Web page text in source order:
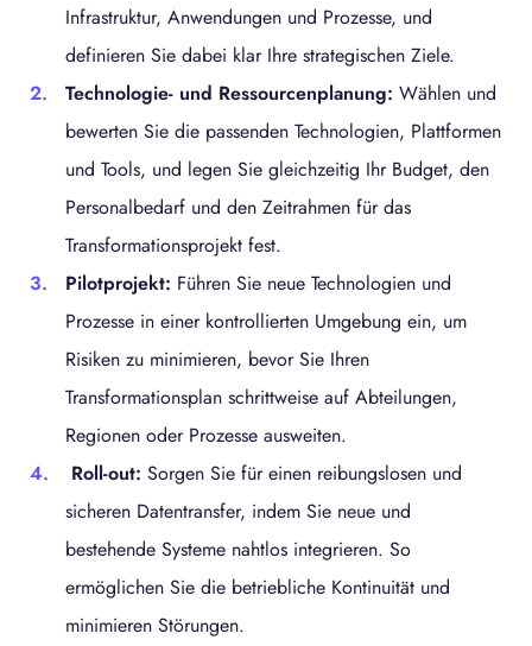
Infrastruktur, Anwendungen und Prozesse, und
definieren Sie dabei klar Ihre strategischen Ziele.
Technologie- und Ressourcenplanung: Wählen und
bewerten Sie die passenden Technologien, Plattformen
und Tools, und legen Sie gleichzeitig Ihr Budget, den
Personalbedarf und den Zeitrahmen für das
Transformationsprojekt fest.
Pilotprojekt: Führen Sie neue Technologien und
Prozesse in einer kontrollierten Umgebung ein, um
Risiken zu minimieren, bevor Sie Ihren
Transformationsplan schrittweise auf Abteilungen,
Regionen oder Prozesse ausweiten.
Roll-out: Sorgen Sie für einen reibungslosen und
sicheren Datentransfer, indem Sie neue und
bestehende Systeme nahtlos integrieren. So
ermöglichen Sie die betriebliche Kontinuität und
minimieren Störungen.